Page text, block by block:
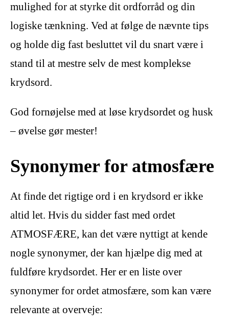
mulighed for at styrke dit ordforråd og din
logiske tænkning. Ved at følge de nævnte tips
og holde dig fast besluttet vil du snart være i
stand til at mestre selv de mest komplekse
krydsord.
God fornøjelse med at løse krydsordet og husk
– øvelse gør mester!
Synonymer for atmosfære
At finde det rigtige ord i en krydsord er ikke
altid let. Hvis du sidder fast med ordet
ATMOSFÆRE, kan det være nyttigt at kende
nogle synonymer, der kan hjælpe dig med at
fuldføre krydsordet. Her er en liste over
synonymer for ordet atmosfære, som kan være
relevante at overveje: